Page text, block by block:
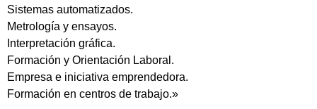
Sistemas automatizados.
Metrología y ensayos.
Interpretación gráfica.
Formación y Orientación Laboral.
Empresa e iniciativa emprendedora.
Formación en centros de trabajo.»